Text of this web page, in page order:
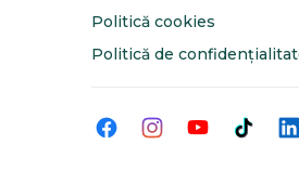
Politică cookies
Politică de